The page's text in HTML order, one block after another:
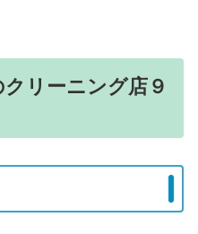
リーニング店９